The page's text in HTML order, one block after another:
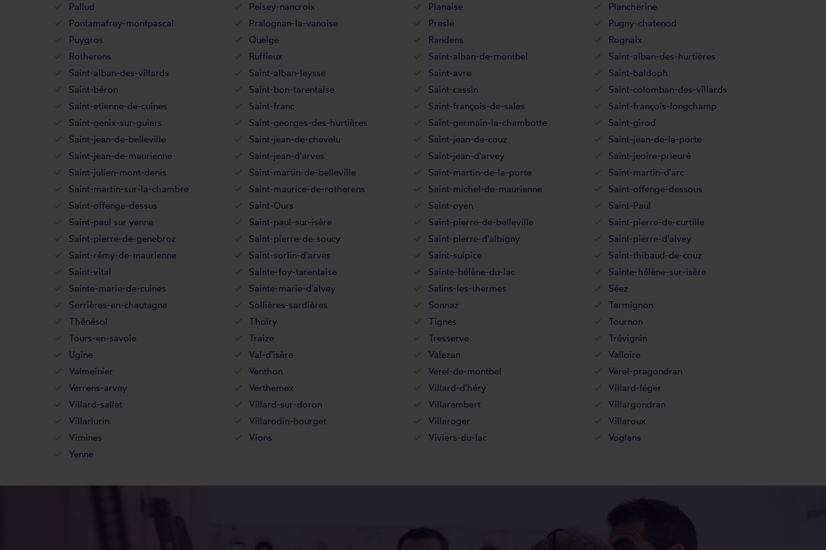
Pallud
Peisey-nancroix Planaise
Plancherine
Pontamafrey-montpascal
Pralognan-la-vanoise Presle
Pugny-chatenod
Puygros
Queige Randens
Rognaix
Rotherens
Ruffieux Saint-alban-de-montbel
Saint-alban-des-hurtières
Saint-alban-des-villards
Saint-alban-leysse Saint-avre
Saint-baldoph
Saint-béron
Saint-bon-tarentaise Saint-cassin
Saint-colomban-des-villards
Saint-etienne-de-cuines
Saint-franc Saint-françois-de-sales
Saint-françois-longchamp
Saint-genix-sur-guiers
Saint-georges-des-hurtières Saint-germain-la-chambotte
Saint-girod
Saint-jean-de-belleville
Saint-jean-de-chevelu Saint-jean-de-couz
Saint-jean-de-la-porte
Saint-jean-de-maurienne
Saint-jean-d'arves Saint-jean-d'arvey
Saint-jeoire-prieuré
Saint-julien-mont-denis
Saint-martin-de-belleville Saint-martin-de-la-porte
Saint-martin-d'arc
Saint-martin-sur-la-chambre
Saint-maurice-de-rotherens Saint-michel-de-maurienne
Saint-offenge-dessous
Saint-offenge-dessus
Saint-Ours Saint-oyen
Saint-Paul
Saint-paul sur yenne
Saint-paul-sur-isère Saint-pierre-de-belleville
Saint-pierre-de-curtille
Saint-pierre-de-genebroz
Saint-pierre-de-soucy Saint-pierre-d'albigny
Saint-pierre-d'alvey
Saint-rémy-de-maurienne
Saint-sorlin-d'arves Saint-sulpice
Saint-thibaud-de-couz
Saint-vital
Sainte-foy-tarentaise Sainte-hélène-du-lac
Sainte-hélène-sur-isère
Sainte-marie-de-cuines
Sainte-marie-d'alvey Salins-les-thermes
Séez
Serrières-en-chautagne
Sollières-sardières Sonnaz
Termignon
Thénésol
Thoiry Tignes
Tournon
Tours-en-savoie
Traize Tresserve
Trévignin
Ugine
Val-d'isère Valezan
Valloire
Valmeinier
Venthon Verel-de-montbel
Verel-pragondran
Verrens-arvey
Verthemex Villard-d'héry
Villard-léger
Villard-sallet
Villard-sur-doron Villarembert
Villargondran
Villarlurin
Villarodin-bourget Villaroger
Villaroux
Vimines
Vions Viviers-du-lac
Voglans
Yenne